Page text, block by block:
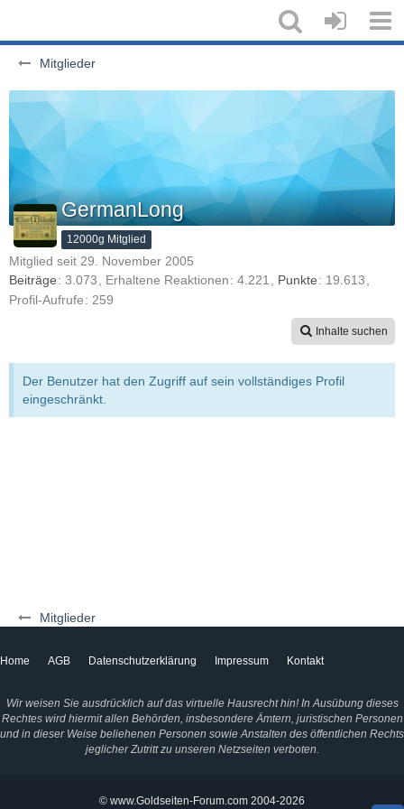
Mitglieder
Mitglieder
GermanLong
12000g Mitglied
Mitglied seit 29. November 2005
Beiträge
3.073 Erhaltene Reaktionen 4.221 Punkte
19.613
Profil-Aufrufe
259
Inhalte suchen
Der Benutzer hat den Zugriff auf sein vollständiges Profil
eingeschränkt.
Home AGB Datenschutzerklärung Impressum Kontakt
Wir weisen Sie ausdrücklich auf das virtuelle Hausrecht hin! In Ausübung dieses
Rechtes wird hiermit allen Behörden, insbesondere Ämtern, juristischen Personen
und in dieser Weise beliehenen Personen sowie Anstalten des öffentlichen Rechts
jeglicher Zutritt zu unseren Netzseiten verboten.
© www.Goldseiten-Forum.com 2004-2026